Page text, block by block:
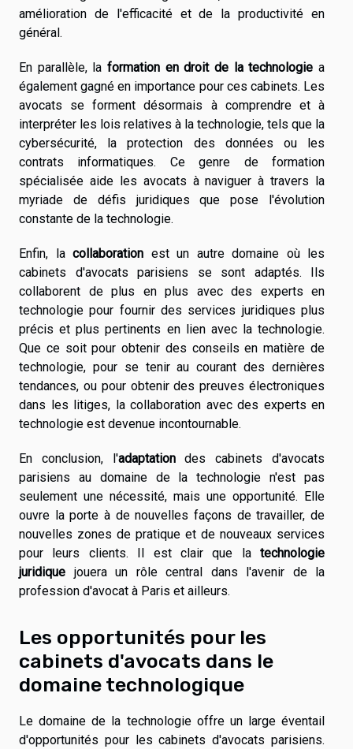
amélioration de l'efficacité et de la productivité en
général.
En parallèle, la formation en droit de la technologie a
également gagné en importance pour ces cabinets. Les
avocats se forment désormais à comprendre et à
interpréter les lois relatives à la technologie, tels que la
cybersécurité, la protection des données ou les
contrats informatiques. Ce genre de formation
spécialisée aide les avocats à naviguer à travers la
myriade de défis juridiques que pose l'évolution
constante de la technologie.
Enfin, la collaboration est un autre domaine où les
cabinets d'avocats parisiens se sont adaptés. Ils
collaborent de plus en plus avec des experts en
technologie pour fournir des services juridiques plus
précis et plus pertinents en lien avec la technologie.
Que ce soit pour obtenir des conseils en matière de
technologie, pour se tenir au courant des dernières
tendances, ou pour obtenir des preuves électroniques
dans les litiges, la collaboration avec des experts en
technologie est devenue incontournable.
En conclusion, l'adaptationdes cabinets d'avocats
parisiens au domaine de la technologie n'est pas
seulement une nécessité, mais une opportunité. Elle
ouvre la porte à de nouvelles façons de travailler, de
nouvelles zones de pratique et de nouveaux services
pour leurs clients. Il est clair que la technologie
juridique jouera un rôle central dans l'avenir de la
profession d'avocat à Paris et ailleurs.
Les opportunités pour les
cabinets d'avocats dans le
domaine technologique
Le domaine de la technologie offre un large éventail
d'opportunités pour les cabinets d'avocats parisiens.